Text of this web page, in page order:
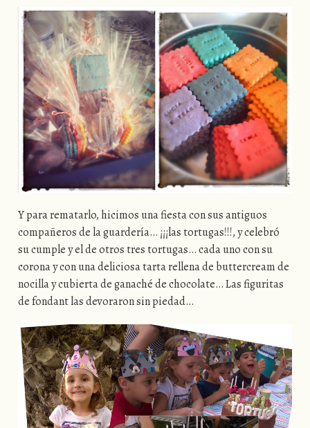
Y para rematarlo, hicimos una fiesta con sus antiguos
compañeros de la guardería… ¡¡¡las tortugas!!!, y celebró
su cumple y el de otros tres tortugas… cada uno con su
corona y con una deliciosa tarta rellena de buttercream de
nocilla y cubierta de ganaché de chocolate… Las figuritas
de fondant las devoraron sin piedad…